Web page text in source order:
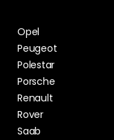
Opel
Peugeot
Polestar
Porsche
Renault
Rover
Saab